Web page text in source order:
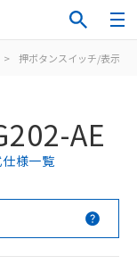
> 押ボタンスイッチ/表示灯
AE
様一覧